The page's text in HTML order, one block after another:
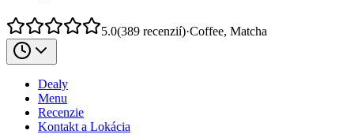
5.0(389 recenzií)·Coffee, Matcha
Dealy
Menu
Recenzie
Kontakt a Lokácia